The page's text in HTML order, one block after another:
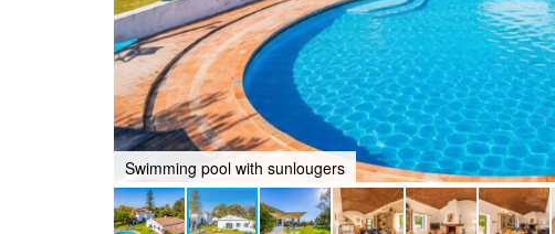
Swimming pool with sunlougers